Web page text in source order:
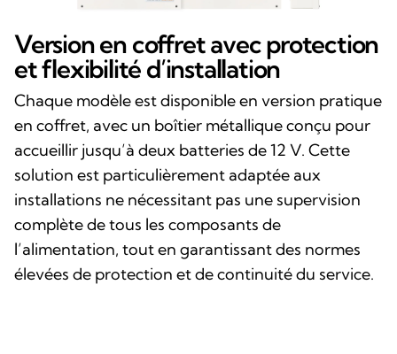
Version en coffret avec protection
et flexibilité d’installation
Chaque modèle est disponible en version pratique
en coffret, avec un boîtier métallique conçu pour
accueillir jusqu’à deux batteries de 12 V. Cette
solution est particulièrement adaptée aux
installations ne nécessitant pas une supervision
complète de tous les composants de
l’alimentation, tout en garantissant des normes
élevées de protection et de continuité du service.